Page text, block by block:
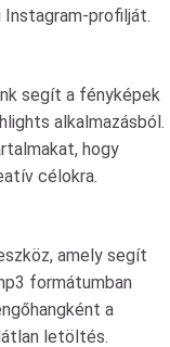
profilját.
segít a fényképek
alkalmazásból.
hogy
célokra.
amely segít
formátumban
a
letöltés.